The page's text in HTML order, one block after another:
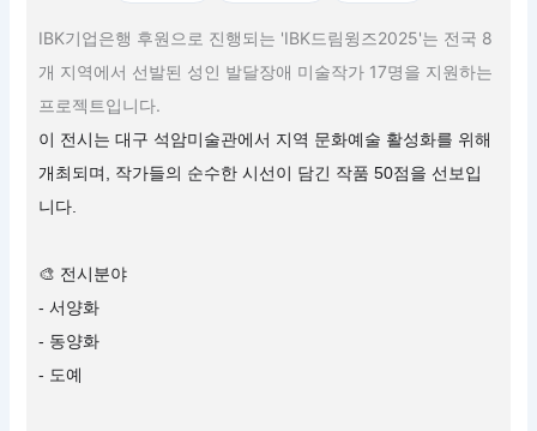
IBK기업은행 후원으로 진행되는 'IBK드림윙즈2025'는 전국 8
개 지역에서 선발된 성인 발달장애 미술작가 17명을 지원하는
프로젝트입니다.
이 전시는 대구 석암미술관에서 지역 문화예술 활성화를 위해
개최되며, 작가들의 순수한 시선이 담긴 작품 50점을 선보입
니다.
🎨 전시분야
- 서양화
- 동양화
- 도예